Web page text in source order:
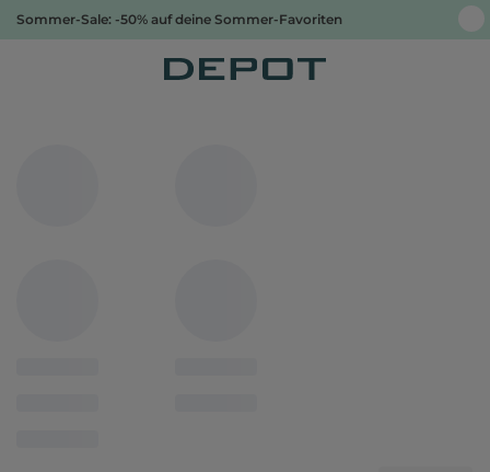
Sommer-Sale: -50% auf deine Sommer-Favoriten